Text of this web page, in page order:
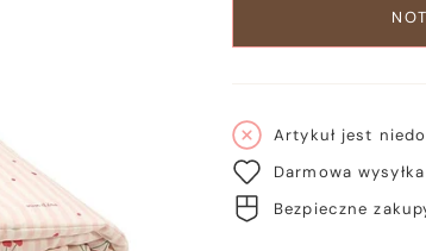
Artykuł jest
Darmowa
Bezpieczne